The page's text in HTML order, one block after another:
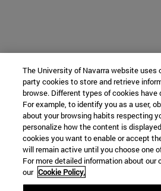
The University of Navarra website uses
party cookies to store and retrieve
browse. Different types of cookies have
For example, to identify you as a user,
about your browsing habits respecting
personalize how the content is
cookies you want to enable or accept
will remain active until you choose one
For more detailed information about our
our Cookie Policy.